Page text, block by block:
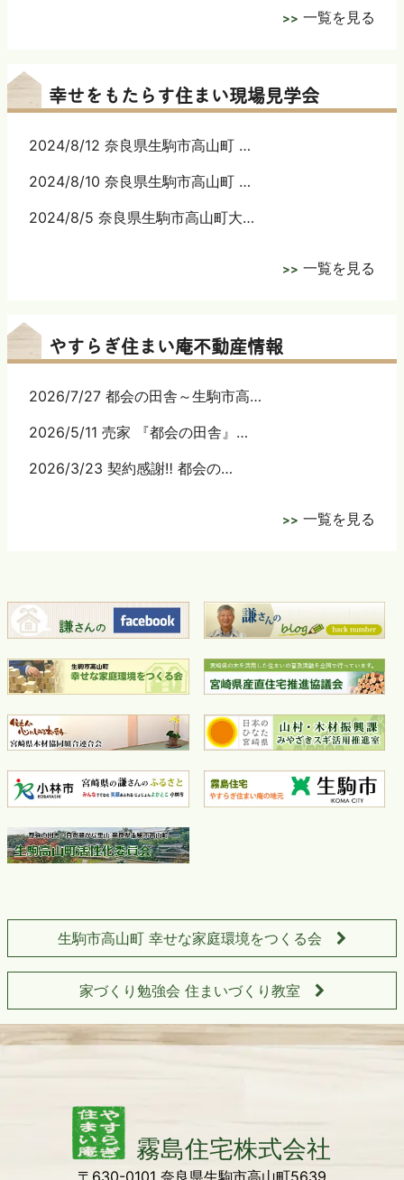
一覧を見る
幸せをもたらす住まい現場見学会
2024/8/12 奈良県生駒市高山町 …
2024/8/10 奈良県生駒市高山町 …
2024/8/5 奈良県生駒市高山町大…
一覧を見る
やすらぎ住まい庵不動産情報
2026/7/27 都会の田舎～生駒市高…
2026/5/11 売家 『都会の田舎』…
2026/3/23 契約感謝‼ 都会の…
一覧を見る
生駒市高山町 幸せな家庭環境をつくる会
家づくり勉強会 住まいづくり教室
〒630-0101 奈良県生駒市高山町5639